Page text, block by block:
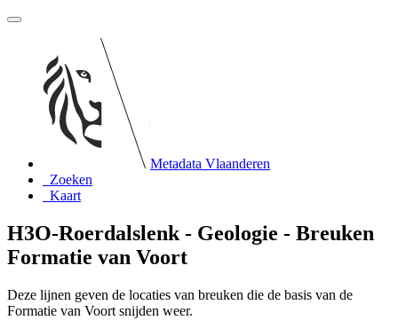
Metadata Vlaanderen
Zoeken
Kaart
H3O-Roerdalslenk - Geologie - Breuken
Formatie van Voort
Deze lijnen geven de locaties van breuken die de basis van de
Formatie van Voort snijden weer.